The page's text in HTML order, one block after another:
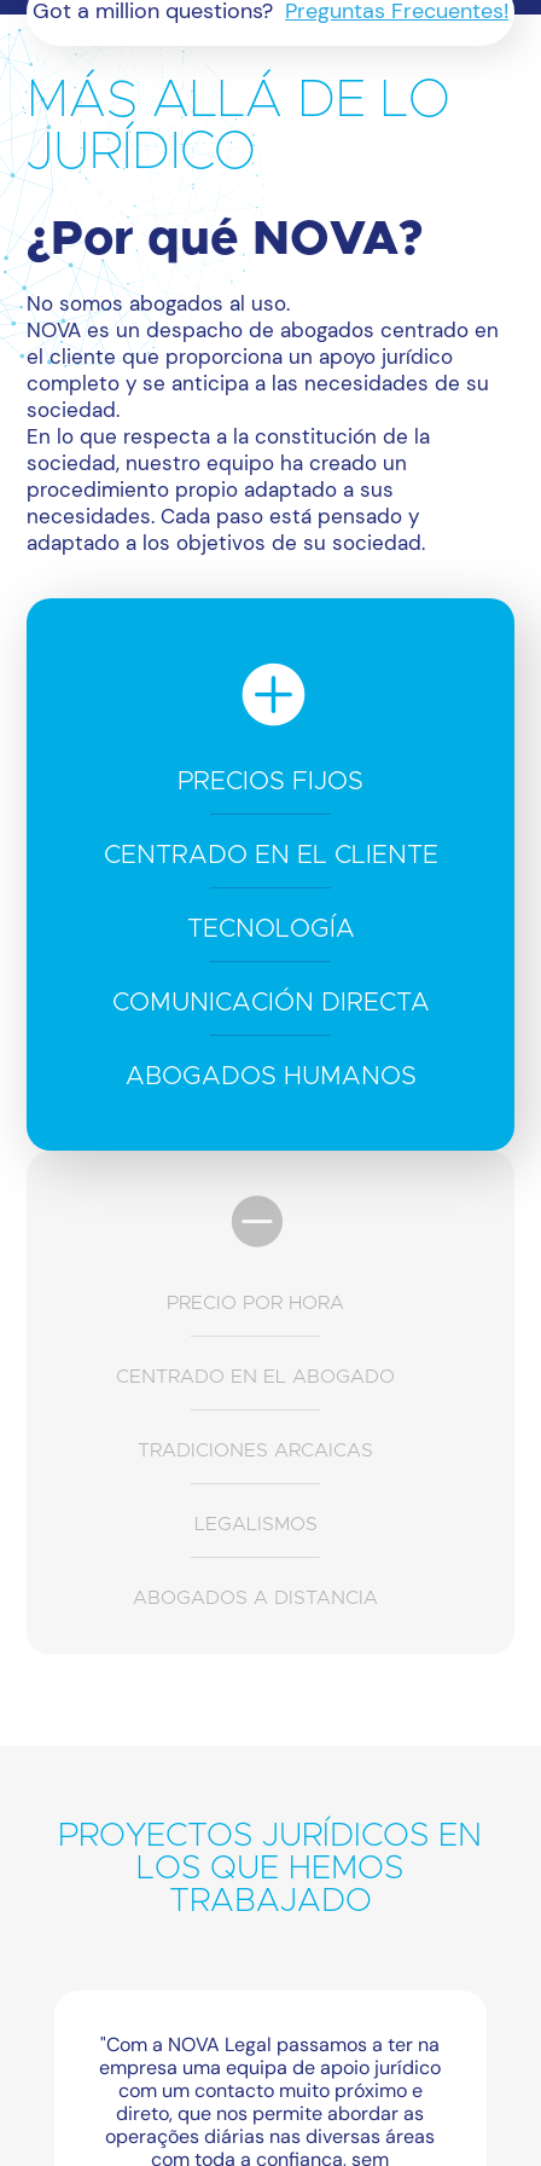
Got a million questions? Preguntas Frecuentes!
MÁS ALLÁ DE LO
JURÍDICO
¿Por qué NOVA?
No somos abogados al uso.
NOVA es un despacho de abogados centrado en
el cliente que proporciona un apoyo jurídico
completo y se anticipa a las necesidades de su
sociedad.
En lo que respecta a la constitución de la
sociedad, nuestro equipo ha creado un
procedimiento propio adaptado a sus
necesidades. Cada paso está pensado y
adaptado a los objetivos de su sociedad.

PRECIOS FIJOS
CENTRADO EN EL CLIENTE
TECNOLOGÍA
COMUNICACIÓN DIRECTA
ABOGADOS HUMANOS

PRECIO POR HORA
CENTRADO EN EL ABOGADO
TRADICIONES ARCAICAS
LEGALISMOS
ABOGADOS A DISTANCIA
PROYECTOS JURÍDICOS EN
LOS QUE HEMOS
TRABAJADO
a ter na
apoio jurídico
próximo e
abordar as
áreas
"I really appreciated how
Legal reviewed several
documents and provided our
highly qualified